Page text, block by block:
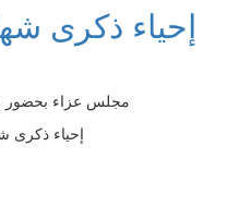
إحياء ذكرى
مجلس عزاء بحضور